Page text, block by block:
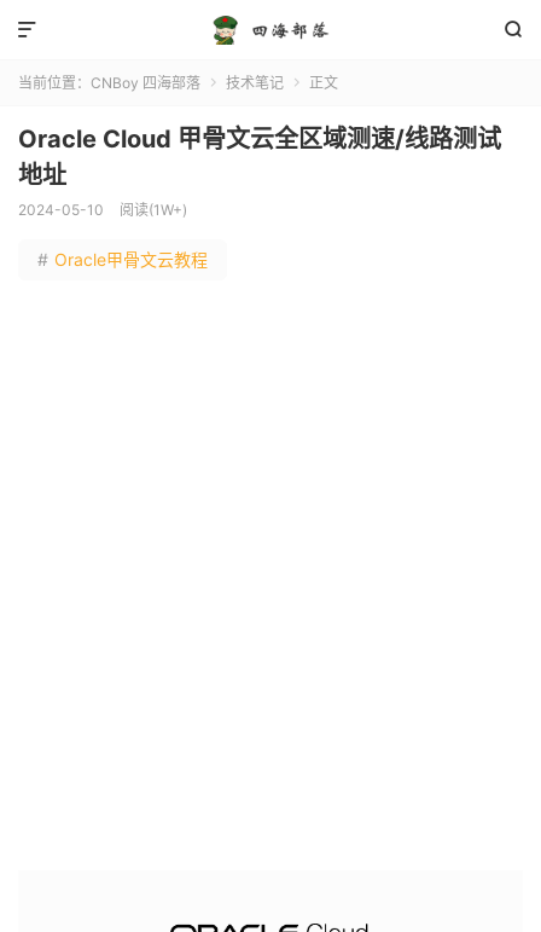


当前位置： CNBoy 四海部落  技术笔记  正文
Oracle Cloud 甲骨文云全区域测速/线路测试
地址
2024-05-10 阅读(1W+)
# Oracle甲骨文云教程